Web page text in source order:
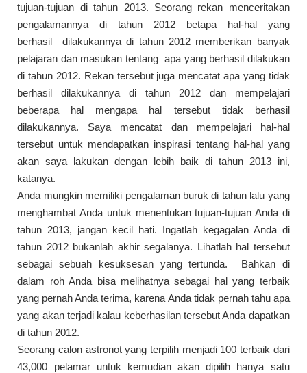
tujuan-tujuan di tahun 2013. Seorang rekan menceritakan
pengalamannya di tahun 2012 betapa hal-hal yang
berhasil dilakukannya di tahun 2012 memberikan banyak
pelajaran dan masukan tentang apa yang berhasil dilakukan
di tahun 2012. Rekan tersebut juga mencatat apa yang tidak
berhasil dilakukannya di tahun 2012 dan mempelajari
beberapa hal mengapa hal tersebut tidak berhasil
dilakukannya. Saya mencatat dan mempelajari hal-hal
tersebut untuk mendapatkan inspirasi tentang hal-hal yang
akan saya lakukan dengan lebih baik di tahun 2013 ini,
katanya.
Anda mungkin memiliki pengalaman buruk di tahun lalu yang
menghambat Anda untuk menentukan tujuan-tujuan Anda di
tahun 2013, jangan kecil hati. Ingatlah kegagalan Anda di
tahun 2012 bukanlah akhir segalanya. Lihatlah hal tersebut
sebagai sebuah kesuksesan yang tertunda. Bahkan di
dalam roh Anda bisa melihatnya sebagai hal yang terbaik
yang pernah Anda terima, karena Anda tidak pernah tahu apa
yang akan terjadi kalau keberhasilan tersebut Anda dapatkan
di tahun 2012.
Seorang calon astronot yang terpilih menjadi 100 terbaik dari
43,000 pelamar untuk kemudian akan dipilih hanya satu